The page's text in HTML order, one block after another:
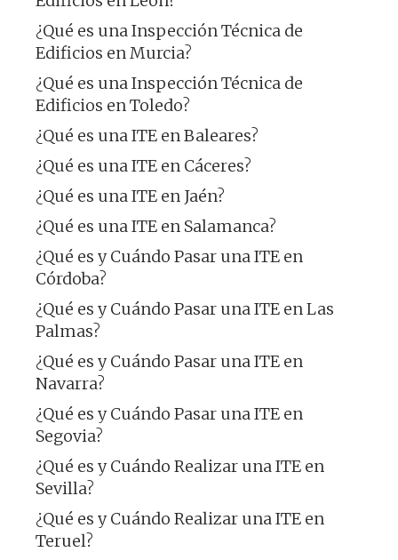
¿Qué es una Inspección Técnica de
Edificios en Murcia?
¿Qué es una Inspección Técnica de
Edificios en Toledo?
¿Qué es una ITE en Baleares?
¿Qué es una ITE en Cáceres?
¿Qué es una ITE en Jaén?
¿Qué es una ITE en Salamanca?
¿Qué es y Cuándo Pasar una ITE en
Córdoba?
¿Qué es y Cuándo Pasar una ITE en Las
Palmas?
¿Qué es y Cuándo Pasar una ITE en
Navarra?
¿Qué es y Cuándo Pasar una ITE en
Segovia?
¿Qué es y Cuándo Realizar una ITE en
Sevilla?
¿Qué es y Cuándo Realizar una ITE en
Teruel?